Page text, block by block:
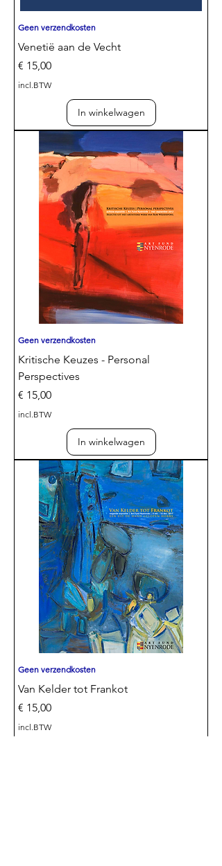
Geen verzendkosten
Venetië aan de Vecht
Prijs
€ 15,00
incl.BTW
In winkelwagen
Geen verzendkosten
Kritische Keuzes - Personal
Perspectives
Prijs
€ 15,00
incl.BTW
In winkelwagen
Geen verzendkosten
Van Kelder tot Frankot
Prijs
€ 15,00
incl.BTW